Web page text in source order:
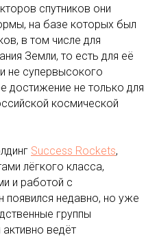
спутников они
на базе которых был
в том числе для
Земли, то есть для её
не супервысокого
достижение не только для
космической
Success Rockets,
лёгкого класса,
и работой с
появился недавно, но уже
группы
ведёт